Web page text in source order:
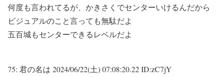
何度も言われてるが、かきさくでセンターいけるんだから
ビジュアルのこと言っても無駄だよ
五百城もセンターできるレベルだよ
75: 君の名は 2024/06/22(土) 07:08:20.22 ID:zC7jY